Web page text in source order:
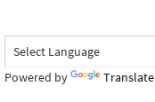
Powered by Translate